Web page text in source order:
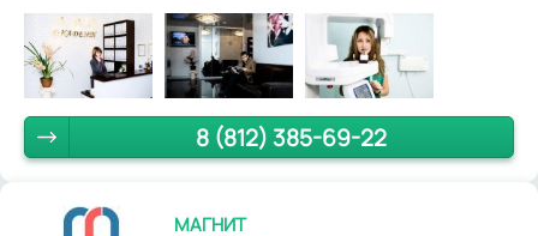
8 (812) 385-69-22
МАГНИТ